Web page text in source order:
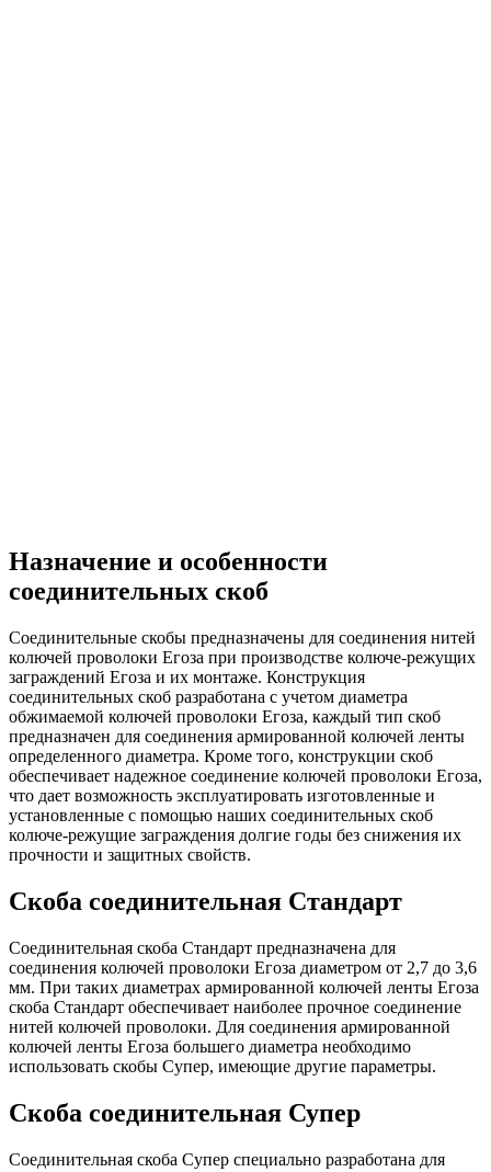
Назначение и особенности
соединительных скоб
Соединительные скобы предназначены для соединения нитей
колючей проволоки Егоза при производстве колюче-режущих
заграждений Егоза и их монтаже. Конструкция
соединительных скоб разработана с учетом диаметра
обжимаемой колючей проволоки Егоза, каждый тип скоб
предназначен для соединения армированной колючей ленты
определенного диаметра. Кроме того, конструкции скоб
обеспечивает надежное соединение колючей проволоки Егоза,
что дает возможность эксплуатировать изготовленные и
установленные с помощью наших соединительных скоб
колюче-режущие заграждения долгие годы без снижения их
прочности и защитных свойств.
Скоба соединительная Стандарт
Соединительная скоба Стандарт предназначена для
соединения колючей проволоки Егоза диаметром от 2,7 до 3,6
мм. При таких диаметрах армированной колючей ленты Егоза
скоба Стандарт обеспечивает наиболее прочное соединение
нитей колючей проволоки. Для соединения армированной
колючей ленты Егоза большего диаметра необходимо
использовать скобы Супер, имеющие другие параметры.
Скоба соединительная Супер
Соединительная скоба Супер специально разработана для